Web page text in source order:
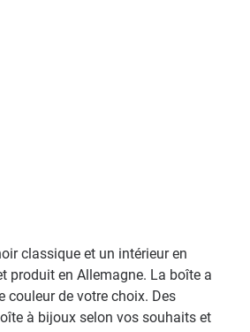
classique et un intérieur en
produit en Allemagne. La boîte a
couleur de votre choix. Des
à bijoux selon vos souhaits et